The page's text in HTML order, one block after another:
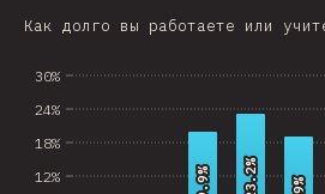
Uzbekistan
Tunisia
Cuba
Как долго вы работаете или
12%
18%
24%
30%
23.2%
23.2%